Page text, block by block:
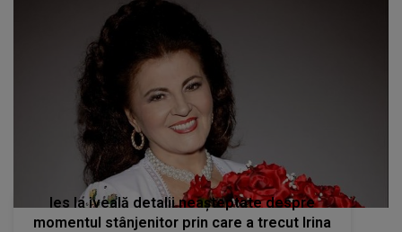
Ies la iveală detalii neașteptate despre
momentul stânjenitor prin care a trecut Irina